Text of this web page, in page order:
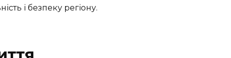
і безпеку регіону.